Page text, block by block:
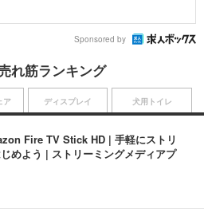
Sponsored by
れ筋ランキング
Fire TV Stick HD | 手軽にストリ
めよう | ストリーミングメディアプ
ア ディスプレイ 犬用トイレ